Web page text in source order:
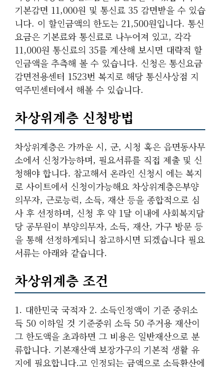
기본감면 11,000원 및 통신료 35 감면받을 수 있습
니다. 이 할인금액의 한도는 21,500원입니다. 통신
요금은 기본료와 통신료로 나누어져 있고, 각각
11,000원 통신료의 35를 계산해 보시면 대략적 할
인금액을 추측해 볼 수 있습니다. 신청은 통신요금
감면전용센터 1523번 복지로 해당 통신사상점 지
역주민센터에서 해볼 수 있습니다.
차상위계층 신청방법
차상위계층은 가까운 시, 군, 시청 혹은 읍면동사무
소에서 신청가능하며, 필요서류를 직접 제출 및 신
청해야 합니다. 참고해서 온라인 신청시 에는 복지
로 사이트에서 신청이가능해요 차상위계층은부양
의무자, 근로능력, 소득, 재산 등을 종합적으로 심
사 후 선정하며, 신청 후 약 1달 이내에 사회복지담
당 공무원이 부양의무자, 소득, 재산, 가구 방문 등
을 통해 선정하게되니 참고하시면 되겠습니다 필요
서류는 아래와 같습니다.
차상위계층 조건
1. 대한민국 국적자 2. 소득인정액이 기준 중위소
득 50 이하일 것 기준중위 소득 50 주거용 재산이
그 한도액을 초과하면 그 비용은 일반재산으로 분
류합니다. 기본재산액 보장가구의 기본적 생활 유
지에 필요합니다.고 인정되는 금액으로 소득환산에